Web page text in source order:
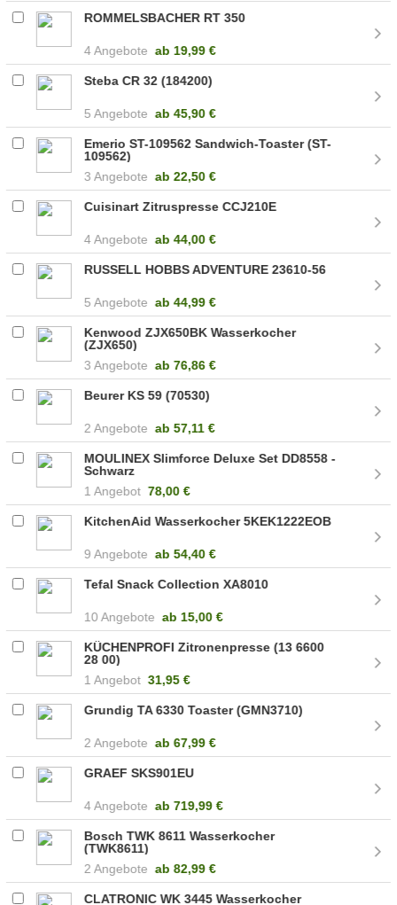
ROMMELSBACHER RT 350
4 Angebote ab 19,99 €
Steba CR 32 (184200)
5 Angebote ab45,90 €
Emerio ST-109562 Sandwich-Toaster (ST-
109562)
3 Angebote ab 22,50 €
Cuisinart Zitruspresse CCJ210E
4 Angebote ab44,00 €
RUSSELL HOBBS ADVENTURE 23610-56
5 Angebote ab44,99 €
Kenwood ZJX650BK Wasserkocher
(ZJX650)
3 Angebote ab 76,86 €
Beurer KS 59 (70530)
2 Angebote ab 57,11 €
MOULINEX Slimforce Deluxe Set DD8558 -
Schwarz
1 Angebot 78,00 €
KitchenAid Wasserkocher 5KEK1222EOB
9 Angebote ab 54,40 €
Tefal Snack Collection XA8010
10 Angebote ab 15,00 €
KÜCHENPROFI Zitronenpresse (13 6600
28 00)
1 Angebot 31,95 €
Grundig TA 6330 Toaster (GMN3710)
2 Angebote ab 67,99 €
GRAEF SKS901EU
4 Angebote ab 719,99 €
Bosch TWK 8611 Wasserkocher
(TWK8611)
2 Angebote ab 82,99 €
CLATRONIC WK 3445 Wasserkocher